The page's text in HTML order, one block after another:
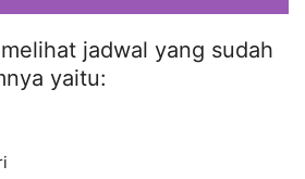
jadwal yang sudah
yaitu: